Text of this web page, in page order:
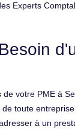
Experts
Besoin
de votre PME à
de toute
à un